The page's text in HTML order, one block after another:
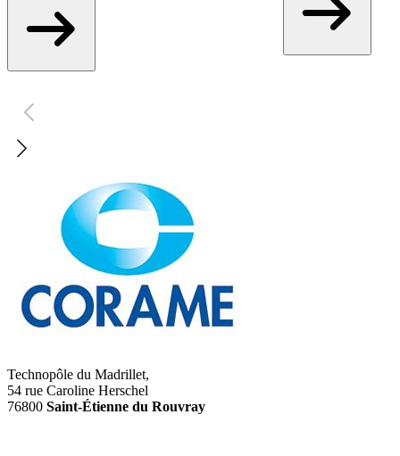
Technopôle du Madrillet,
54 rue Caroline Herschel
76800 Saint-Étienne du Rouvray